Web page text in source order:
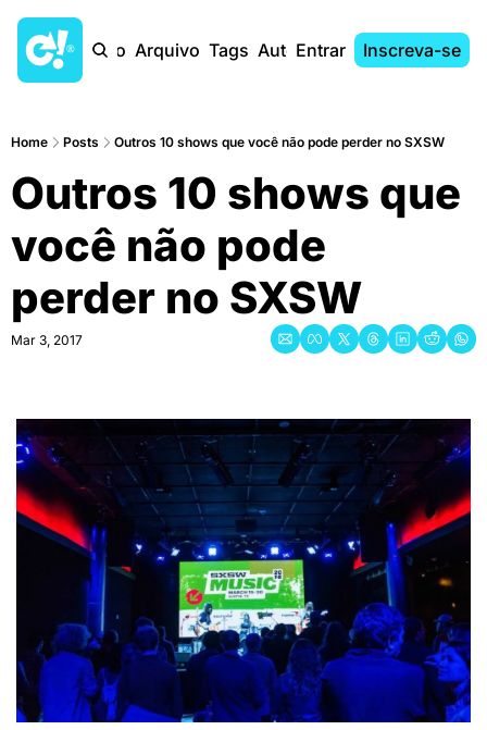
Início Arquivo Tags AutoresEntrar Inscreva-se
Home Posts Outros 10 shows que você não pode perder no SXSW
Outros 10 shows que
você não pode
perder no SXSW
Mar 3, 2017